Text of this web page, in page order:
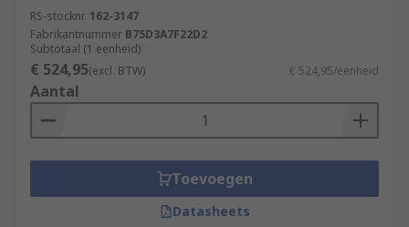
RS-stocknr. 162-3147
Fabrikantnummer B75D3A7F22D2
Subtotaal (1 eenheid)
€ 524,95(excl. BTW) € 524,95/eenheid
Aantal
Toevoegen
Datasheets